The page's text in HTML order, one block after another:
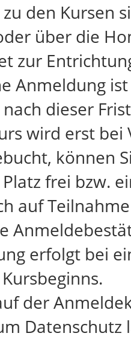
den Kursen
über die
zur
Anmeldung
dieser
wird erst
können
frei bzw.
auf
erfolgt bei
der
Datenschutz